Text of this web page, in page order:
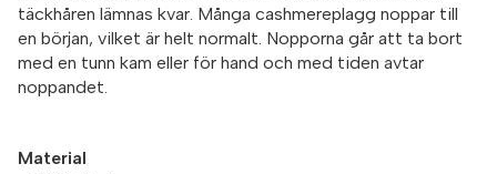
täckhåren lämnas kvar. Många cashmereplagg noppar till
en början, vilket är helt normalt. Nopporna går att ta bort
med en tunn kam eller för hand och med tiden avtar
noppandet.
Material